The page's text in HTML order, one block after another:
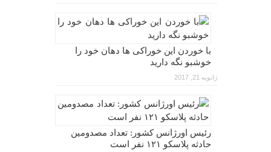
با خوردن این خوراکی ها دهان خود را
خوشبو نگه دارید
ژانویه 21, 2017
رئیس اورژانس کشور: تعداد مصدومین
حادثه پلاسکو ۱۲۱ نفر است